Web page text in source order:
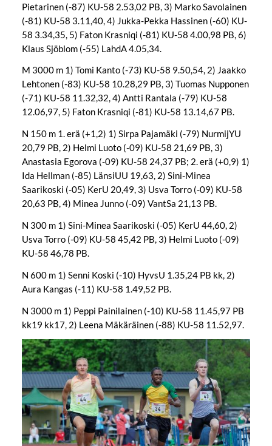
Pietarinen (-87) KU-58 2.53,02 PB, 3) Marko Savolainen
(-81) KU-58 3.11,40, 4) Jukka-Pekka Hassinen (-60) KU-
58 3.34,35, 5) Faton Krasniqi (-81) KU-58 4.00,98 PB, 6)
Klaus Sjöblom (-55) LahdA 4.05,34.
M 3000 m 1) Tomi Kanto (-73) KU-58 9.50,54, 2) Jaakko
Lehtonen (-83) KU-58 10.28,29 PB, 3) Tuomas Nupponen
(-71) KU-58 11.32,32, 4) Antti Rantala (-79) KU-58
12.06,97, 5) Faton Krasniqi (-81) KU-58 13.14,67 PB.
N 150 m 1. erä (+1,2) 1) Sirpa Pajamäki (-79) NurmijYU
20,79 PB, 2) Helmi Luoto (-09) KU-58 21,69 PB, 3)
Anastasia Egorova (-09) KU-58 24,37 PB; 2. erä (+0,9) 1)
Ida Hellman (-85) LänsiUU 19,63, 2) Sini-Minea
Saarikoski (-05) KerU 20,49, 3) Usva Torro (-09) KU-58
20,63 PB, 4) Minea Junno (-09) VantSa 21,13 PB.
N 300 m 1) Sini-Minea Saarikoski (-05) KerU 44,60, 2)
Usva Torro (-09) KU-58 45,42 PB, 3) Helmi Luoto (-09)
KU-58 46,78 PB.
N 600 m 1) Senni Koski (-10) HyvsU 1.35,24 PB kk, 2)
Aura Kangas (-11) KU-58 1.49,52 PB.
N 3000 m 1) Peppi Painilainen (-10) KU-58 11.45,97 PB
kk19 kk17, 2) Leena Mäkäräinen (-88) KU-58 11.52,97.